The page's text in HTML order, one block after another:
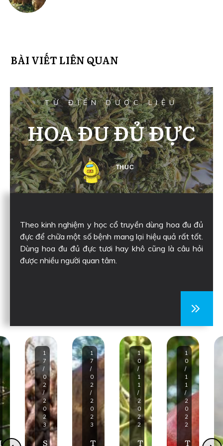
BÀI VIẾT LIÊN QUAN
TỪ ĐIỂN DƯỢC LIỆU
HOA ĐU ĐỦ ĐỰC
THUC
Theo kinh nghiệm y học cổ truyền dùng hoa đu đủ
đực để chữa một số bệnh mang lại hiệu quả rất tốt.
Dùng hoa đu đủ đực tươi hay khô cũng là câu hỏi
được nhiều người quan tâm.
1
7
/
0
2
/
2
0
2
3
S
1
7
/
0
2
/
2
0
2
3
T
1
0
/
1
1
/
2
0
2
2
T
1
0
/
1
1
/
2
0
2
2
T